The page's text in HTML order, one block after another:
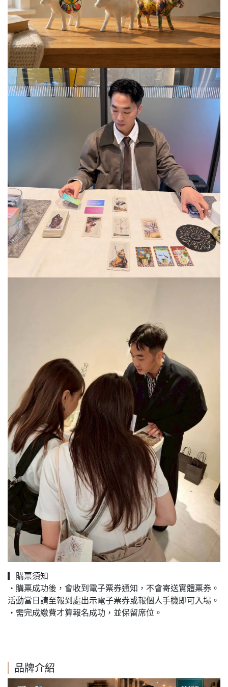
▎購票須知
・購票成功後，會收到電子票券通知，不會寄送實體票券。
活動當日請至報到處出示電子票券或報個人手機即可入場。
・需完成繳費才算報名成功，並保留席位。
品牌介紹